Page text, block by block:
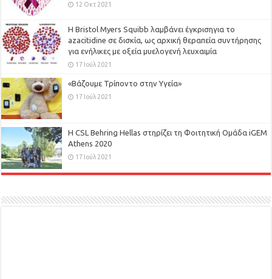
12 Οκτ 2021
Η Bristol Myers Squibb λαμβάνει έγκρισηγια το
azacitidine σε δισκία, ως αρχική θεραπεία συντήρησης
για ενήλικες με οξεία μυελογενή λευχαιμία
17 Ιούλ 2021
«Βάζουμε Τρίποντο στην Υγεία»
17 Ιούλ 2021
H CSL Behring Hellas στηρίζει τη Φοιτητική Ομάδα iGEM
Athens 2020
17 Ιούλ 2021